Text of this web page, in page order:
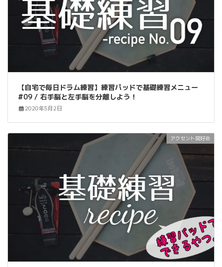
【自宅で毎日ドラム練習】練習パッドで基礎練習メニュー
#09 / 右手脳と左手脳を分離しよう！
2020年5月2日
アクセント同好会